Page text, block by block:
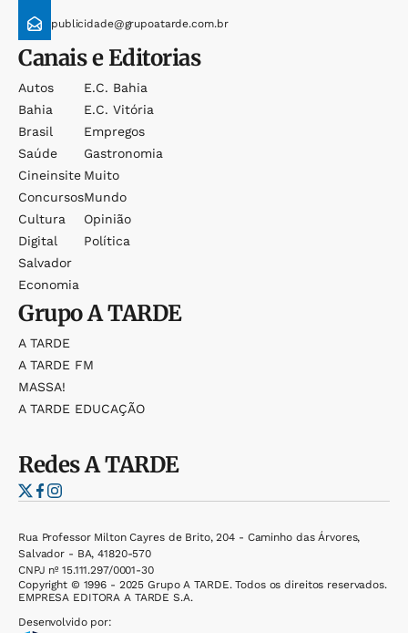
publicidade@grupoatarde.com.br
Canais e Editorias
Autos
Bahia
Brasil
Saúde
Cineinsite
Concursos
Cultura
Digital
Salvador
Economia
E.c. Bahia
E.c. Vitória
Empregos
Gastronomia
Muito
Mundo
Opinião
Política
GrupoA TARDE
A TARDE
A TARDE FM
MASSA!
A TARDE EDUCAÇÃO
RedesA TARDE
Rua Professor Milton Cayres de Brito, 204 - Caminho das Árvores,
Salvador - BA, 41820-570
CNPJ nº 15.111.297/0001-30
Copyright © 1996 - 2025 Grupo A TARDE. Todos os direitos reservados.
EMPRESA EDITORA A TARDE S.A.
Desenvolvido por: